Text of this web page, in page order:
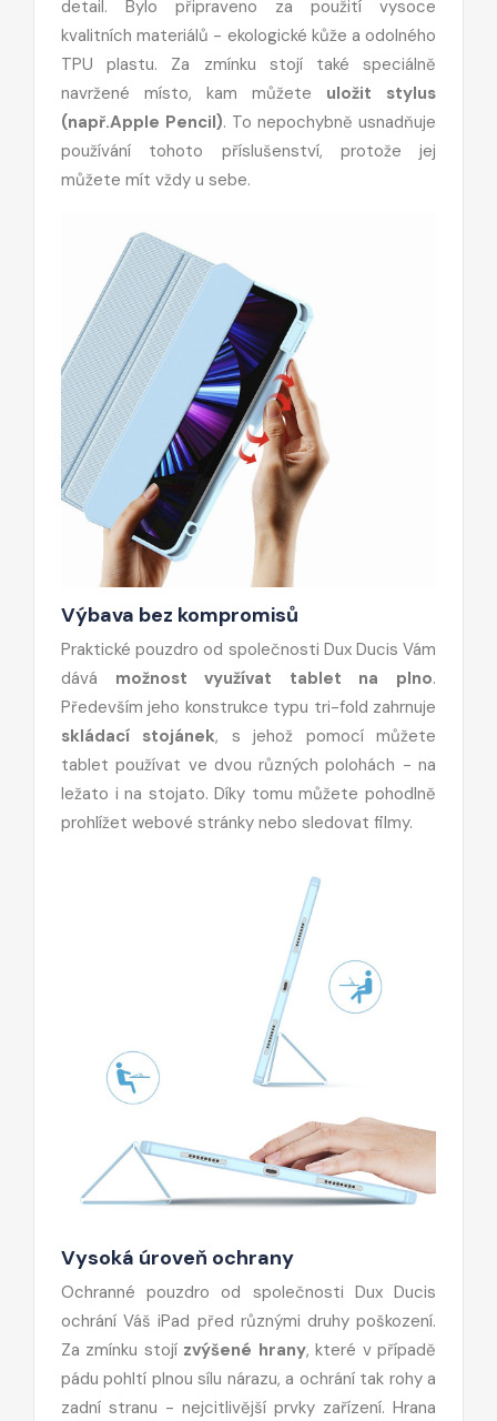
detail. Bylo připraveno za použití vysoce
kvalitních materiálů - ekologické kůže a odolného
TPU plastu. Za zmínku stojí také speciálně
navržené místo, kam můžete uložit stylus
(např.Apple Pencil). To nepochybně usnadňuje
používání tohoto příslušenství, protože jej
můžete mít vždy u sebe.
Výbava bez kompromisů
Praktické pouzdro od společnosti Dux Ducis Vám
dává možnost využívat tablet na plno.
Především jeho konstrukce typu tri-fold zahrnuje
skládací stojánek, s jehož pomocí můžete
tablet používat ve dvou různých polohách - na
ležato i na stojato. Díky tomu můžete pohodlně
prohlížet webové stránky nebo sledovat filmy.
Vysoká úroveň ochrany
Ochranné pouzdro od společnosti Dux Ducis
ochrání Váš iPad před různými druhy poškození.
Za zmínku stojí zvýšené hrany, které v případě
pádu pohltí plnou sílu nárazu, a ochrání tak rohy a
zadní stranu - nejcitlivější prvky zařízení. Hrana